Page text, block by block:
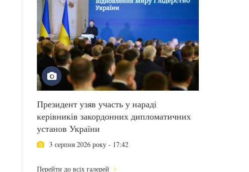
Президент узяв участь у нараді
керівників закордонних дипломатичних
установ України
3 серпня 2026 року - 17:42
Перейти до всіх галерей